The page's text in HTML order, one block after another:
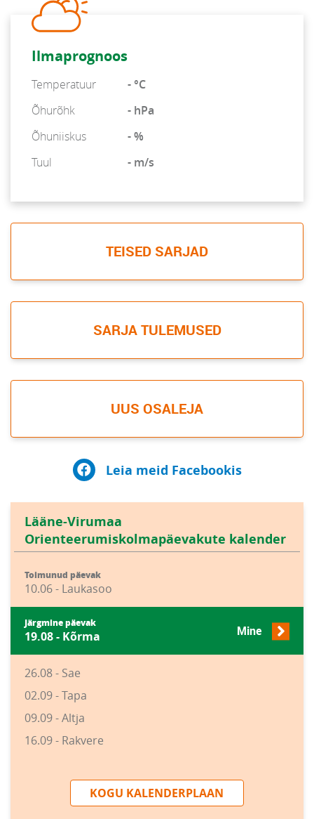
Ilmaprognoos
Temperatuur
- °C
Õhurõhk
- hPa
Õhuniiskus
- %
Tuul
- m/s
TEISED SARJAD
SARJA TULEMUSED
UUS OSALEJA
Leia meid Facebookis
Lääne-Virumaa
Orienteerumiskolmapäevakute kalender
Toimunud päevak
10.06 - Laukasoo
Järgmine päevak
19.08 - Kõrma Mine
26.08 - Sae
02.09 - Tapa
09.09 - Altja
16.09 - Rakvere
KOGU KALENDERPLAAN